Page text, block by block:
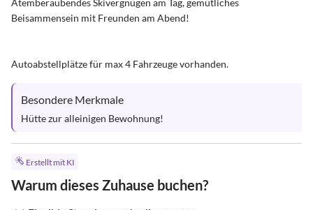
Atemberaubendes Skivergnügen am Tag, gemütliches
Beisammensein mit Freunden am Abend!
Autoabstellplätze für max 4 Fahrzeuge vorhanden.
Besondere Merkmale
Hütte zur alleinigen Bewohnung!
Erstellt mit KI
Warum dieses Zuhause buchen?